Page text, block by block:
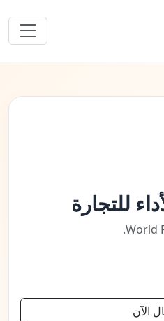
للتجارة
World
الآن